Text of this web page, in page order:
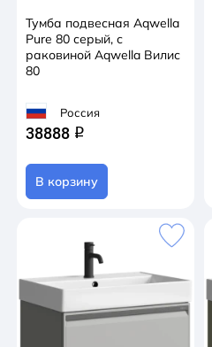
Тумба подвесная Aqwella
Pure 80 серый, с
раковиной Aqwella Вилис
80
Россия
38888 q
В корзину